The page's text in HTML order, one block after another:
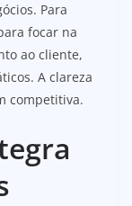
Para
focar na
ao cliente,
A clareza
competitiva.